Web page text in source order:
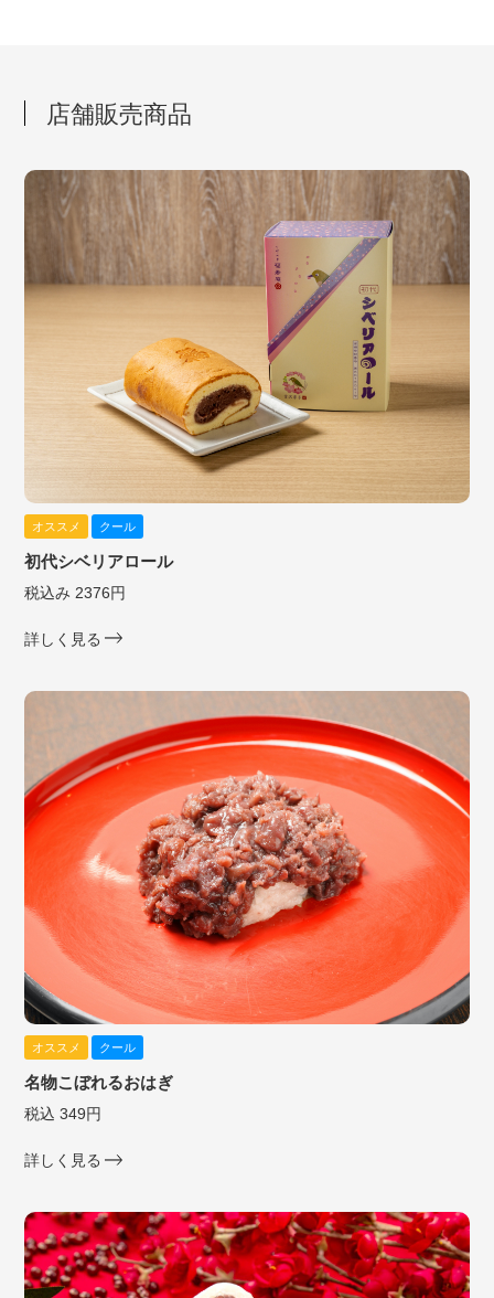
店舗販売商品
オススメ クール
初代シベリアロール
税込み 2376円
詳しく見る
オススメ クール
名物こぼれるおはぎ
税込 349円
詳しく見る